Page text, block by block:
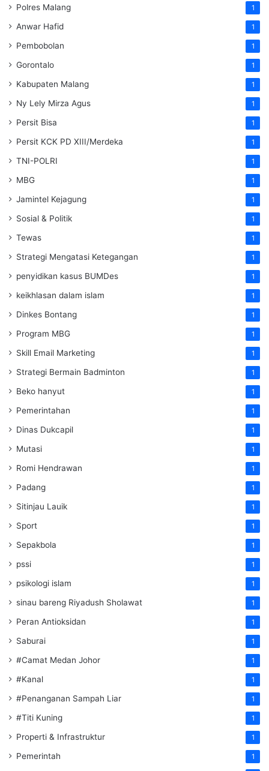
Polres Malang 1
Anwar Hafid 1
Pembobolan 1
Gorontalo 1
Kabupaten Malang 1
Ny Lely Mirza Agus 1
Persit Bisa 1
Persit KCK PD XIII/Merdeka 1
TNI-POLRI 1
MBG 1
Jamintel Kejagung 1
Sosial & Politik 1
Tewas 1
Strategi Mengatasi Ketegangan 1
penyidikan kasus BUMDes 1
keikhlasan dalam islam 1
Dinkes Bontang 1
Program MBG 1
Skill Email Marketing 1
Strategi Bermain Badminton 1
Beko hanyut 1
Pemerintahan 1
Dinas Dukcapil 1
Mutasi 1
Romi Hendrawan 1
Padang 1
Sitinjau Lauik 1
Sport 1
Sepakbola 1
pssi 1
psikologi islam 1
sinau bareng Riyadush Sholawat 1
Peran Antioksidan 1
Saburai 1
#Camat Medan Johor 1
#Kanal 1
#Penanganan Sampah Liar 1
#Titi Kuning 1
Properti & Infrastruktur 1
Pemerintah 1